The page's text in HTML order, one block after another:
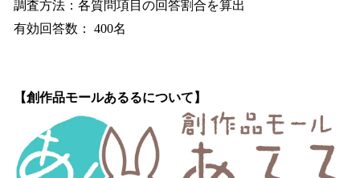
調査方法：各質問項目の回答割合を算出
有効回答数： 400名
【創作品モールあるるについて】